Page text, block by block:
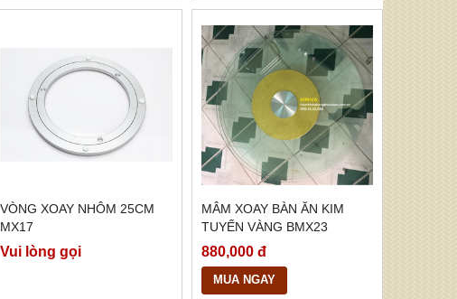
VÒNG XOAY NHÔM 25CM
MX17
Vui lòng gọi
MÂM XOAY BÀN ĂN KIM
TUYẾN VÀNG BMX23
880,000 đ
MUA NGAY